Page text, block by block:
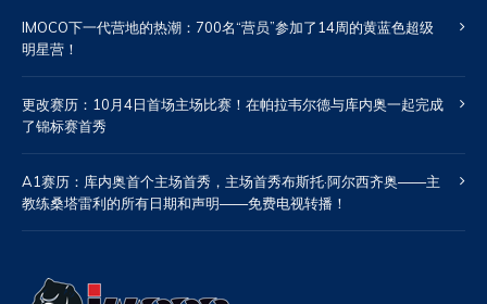
IMOCO下一代营地的热潮：700名“营员”参加了14周的黄蓝色超级
明星营！
更改赛历：10月4日首场主场比赛！在帕拉韦尔德与库内奥一起完成
了锦标赛首秀
A1赛历：库内奥首个主场首秀，主场首秀布斯托·阿尔西齐奥——主
教练桑塔雷利的所有日期和声明——免费电视转播！